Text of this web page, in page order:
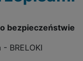
bezpieczeństwie
- BRELOKI